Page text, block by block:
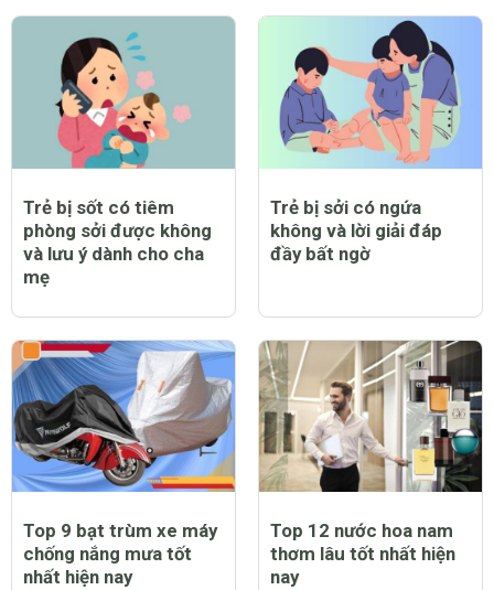
Trẻ bị sốt có tiêm
phòng sởi được không
và lưu ý dành cho cha
mẹ
Trẻ bị sởi có ngứa
không và lời giải đáp
đầy bất ngờ
Top 9 bạt trùm xe máy
chống nắng mưa tốt
nhất hiện nay
Top 12 nước hoa nam
thơm lâu tốt nhất hiện
nay